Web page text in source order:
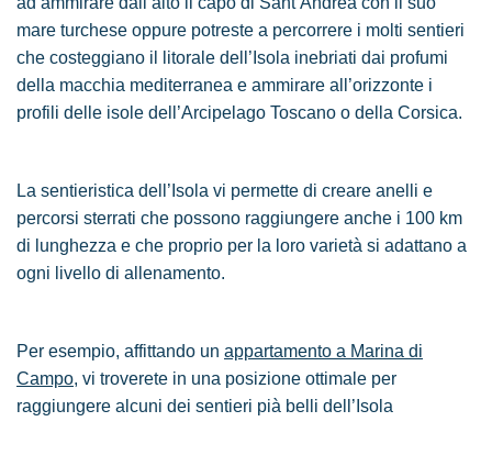
mare turchese oppure potreste a percorrere i molti sentieri
che costeggiano il litorale dell’Isola inebriati dai profumi
della macchia mediterranea e ammirare all’orizzonte i
profili delle isole dell’Arcipelago Toscano o della Corsica.
La sentieristica dell’Isola vi permette di creare anelli e
percorsi sterrati che possono raggiungere anche i 100 km
di lunghezza e che proprio per la loro varietà si adattano a
ogni livello di allenamento.
Per esempio, affittando un appartamento a Marina di
Campo, vi troverete in una posizione ottimale per
raggiungere alcuni dei sentieri pià belli dell’Isola